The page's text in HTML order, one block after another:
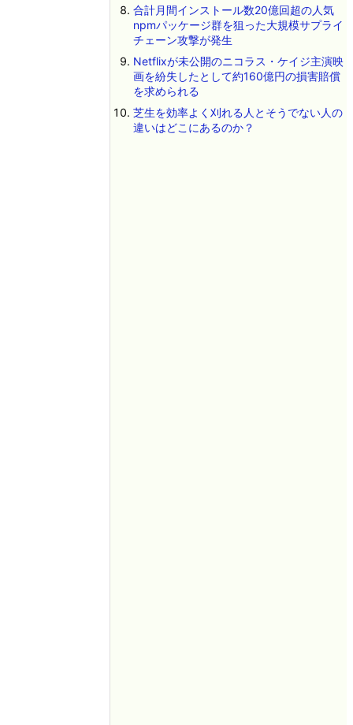
合計月間インストール数20億回超の人気
npmパッケージ群を狙った大規模サプライ
チェーン攻撃が発生
Netflixが未公開のニコラス・ケイジ主演映
画を紛失したとして約160億円の損害賠償
を求められる
芝生を効率よく刈れる人とそうでない人の
違いはどこにあるのか？